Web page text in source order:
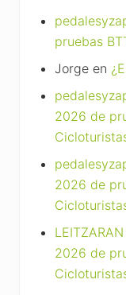
pruebas
Jorge en
2026 de
2026 de
2026 de